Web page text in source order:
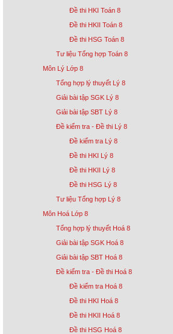
Đề thi HKI Toán 8
Đề thi HKII Toán 8
Đề thi HSG Toán 8
Tư liệu Tổng hợp Toán 8
Môn Lý Lớp 8
Tổng hợp lý thuyết Lý 8
Giải bài tập SGK Lý 8
Giải bài tập SBT Lý 8
Đề kiểm tra - Đề thi Lý 8
Đề kiểm tra Lý 8
Đề thi HKI Lý 8
Đề thi HKII Lý 8
Đề thi HSG Lý 8
Tư liệu Tổng hợp Lý 8
Môn Hoá Lớp 8
Tổng hợp lý thuyết Hoá 8
Giải bài tập SGK Hoá 8
Giải bài tập SBT Hoá 8
Đề kiểm tra - Đề thi Hoá 8
Đề kiểm tra Hoá 8
Đề thi HKI Hoá 8
Đề thi HKII Hoá 8
Đề thi HSG Hoá 8